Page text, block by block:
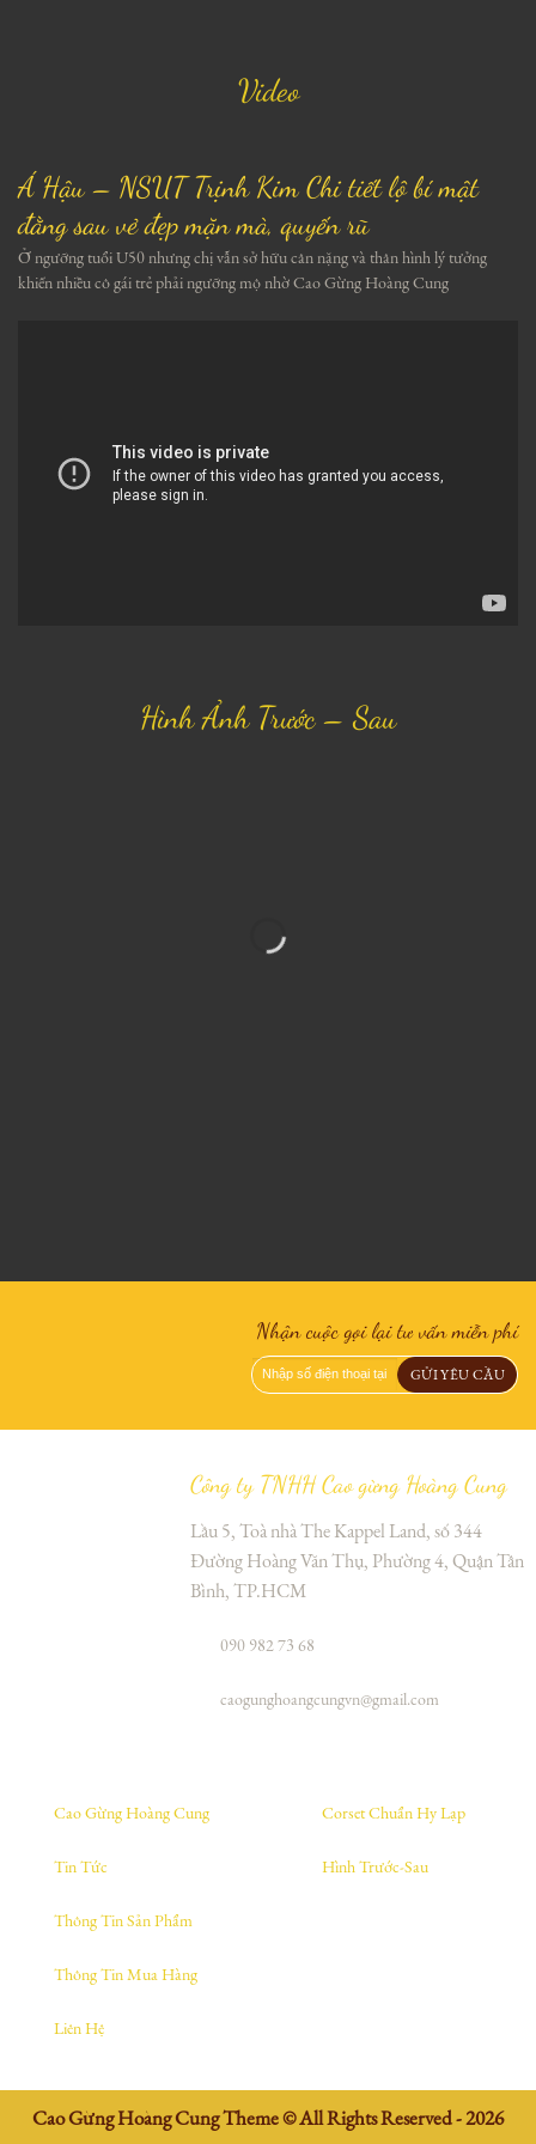
Video
Á Hậu – NSUT Trịnh Kim Chi tiết lộ bí mật
đằng sau vẻ đẹp mặn mà, quyến rũ
Ở ngưỡng tuổi U50 nhưng chị vẫn sở hữu cân nặng và thân hình lý tưởng
khiến nhiều cô gái trẻ phải ngưỡng mộ nhờ Cao Gừng Hoàng Cung
Hình Ảnh Trước – Sau
superbet casino να προσφέρει μια μοναδική
Nhận cuộc gọi lại tư vấn miễn phí
Công ty TNHH Cao gừng Hoàng Cung
Lầu 5, Toà nhà The Kappel Land, số 344
Đường Hoàng Văn Thụ, Phường 4, Quận Tân
Bình, TP.HCM
090 982 73 68
caogunghoangcungvn@gmail.com
Cao Gừng Hoàng Cung
Tin Tức
Thông Tin Sản Phẩm
Thông Tin Mua Hàng
Liên Hệ
Corset Chuẩn Hy Lạp
Hình Trước-Sau
Cao Gừng Hoàng Cung Theme © All Rights Reserved - 2026